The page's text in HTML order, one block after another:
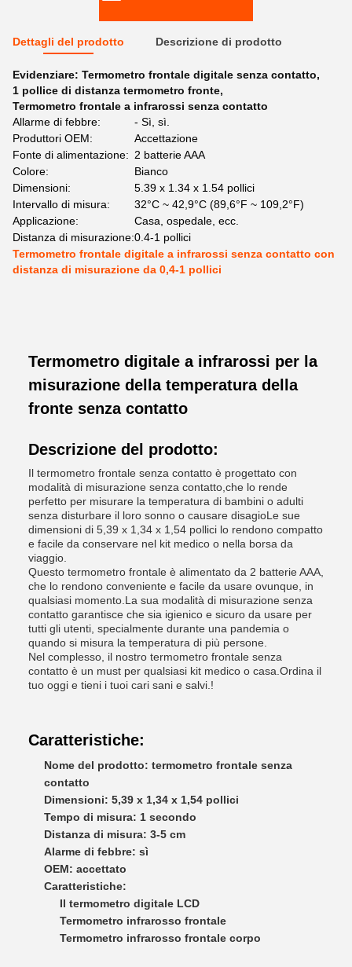
Dettagli del prodotto Descrizione di prodotto
Evidenziare: Termometro frontale digitale senza contatto,
1 pollice di distanza termometro fronte,
Termometro frontale a infrarossi senza contatto
Allarme di febbre:
- Sì, sì.
Produttori OEM:
Accettazione
Fonte di alimentazione: 2 batterie AAA
Colore:
Bianco
Dimensioni:
5.39 x 1.34 x 1.54 pollici
Intervallo di misura:
32°C ~ 42,9°C (89,6°F ~ 109,2°F)
Applicazione:
Casa, ospedale, ecc.
Distanza di misurazione:0.4-1 pollici
Termometro frontale digitale a infrarossi senza contatto con
distanza di misurazione da 0,4-1 pollici
Termometro digitale a infrarossi per la
misurazione della temperatura della
fronte senza contatto
Descrizione del prodotto:
Il termometro frontale senza contatto è progettato con
modalità di misurazione senza contatto,che lo rende
perfetto per misurare la temperatura di bambini o adulti
senza disturbare il loro sonno o causare disagioLe sue
dimensioni di 5,39 x 1,34 x 1,54 pollici lo rendono compatto
e facile da conservare nel kit medico o nella borsa da
viaggio.
Questo termometro frontale è alimentato da 2 batterie AAA,
che lo rendono conveniente e facile da usare ovunque, in
qualsiasi momento.La sua modalità di misurazione senza
contatto garantisce che sia igienico e sicuro da usare per
tutti gli utenti, specialmente durante una pandemia o
quando si misura la temperatura di più persone.
Nel complesso, il nostro termometro frontale senza
contatto è un must per qualsiasi kit medico o casa.Ordina il
tuo oggi e tieni i tuoi cari sani e salvi.!
Caratteristiche:
Nome del prodotto: termometro frontale senza
contatto
Dimensioni: 5,39 x 1,34 x 1,54 pollici
Tempo di misura: 1 secondo
Distanza di misura: 3-5 cm
Alarme di febbre: sì
OEM: accettato
Caratteristiche:
Il termometro digitale LCD
Termometro infrarosso frontale
Termometro infrarosso frontale corpo